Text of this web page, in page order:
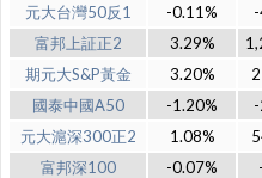
元大台灣50反1
-0.11%
富邦上証正2
3.29%
期元大S&P黃金
3.20%
國泰中國A50
-1.20%
元大滬深300正2
1.08%
富邦深100
-0.07%